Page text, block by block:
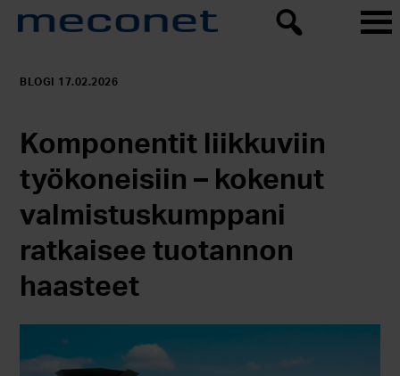
BLOGI 17.02.2026
Komponentit liikkuviin
työkoneisiin – kokenut
valmistuskumppani
ratkaisee tuotannon
haasteet